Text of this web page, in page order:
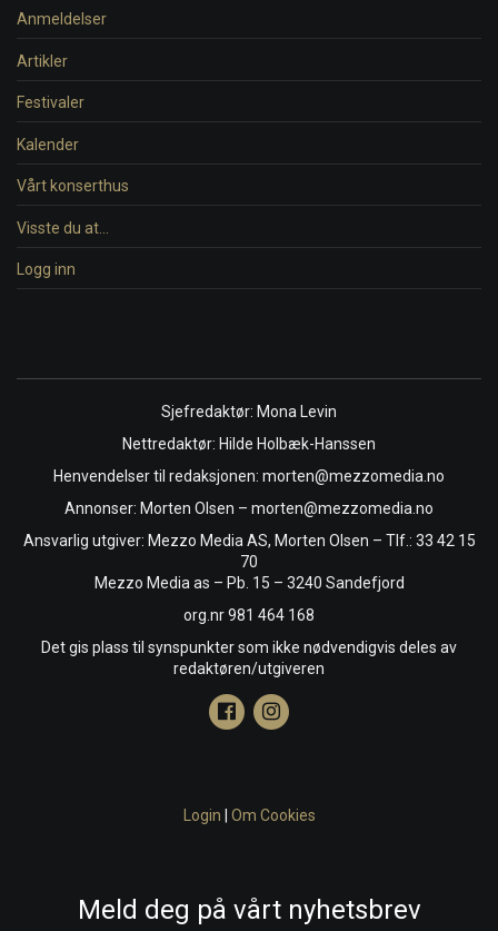
Anmeldelser
Artikler
Festivaler
Kalender
Vårt konserthus
Visste du at…
Logg inn
Sjefredaktør: Mona Levin
Nettredaktør: Hilde Holbæk-Hanssen
Henvendelser til redaksjonen: morten@mezzomedia.no
Annonser: Morten Olsen – morten@mezzomedia.no
Ansvarlig utgiver: Mezzo Media AS, Morten Olsen – Tlf.: 33 42 15
70
Mezzo Media as – Pb. 15 – 3240 Sandefjord
org.nr 981 464 168
Det gis plass til synspunkter som ikke nødvendigvis deles av
redaktøren/utgiveren
Login Om Cookies
Meld deg på vårt nyhetsbrev